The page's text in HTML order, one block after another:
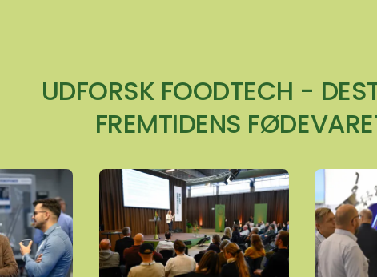
UDFORSK FOODTECH -
FREMTIDENS